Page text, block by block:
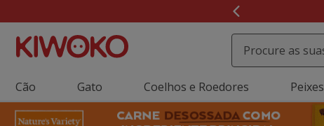
de
3,
mensagem,
Cão Gato Coelhos e Roedores Peixes